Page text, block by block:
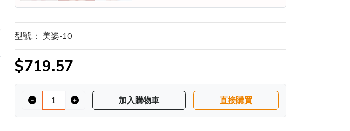
型號:： 美姿-10
$719.57
加入購物車 直接購買